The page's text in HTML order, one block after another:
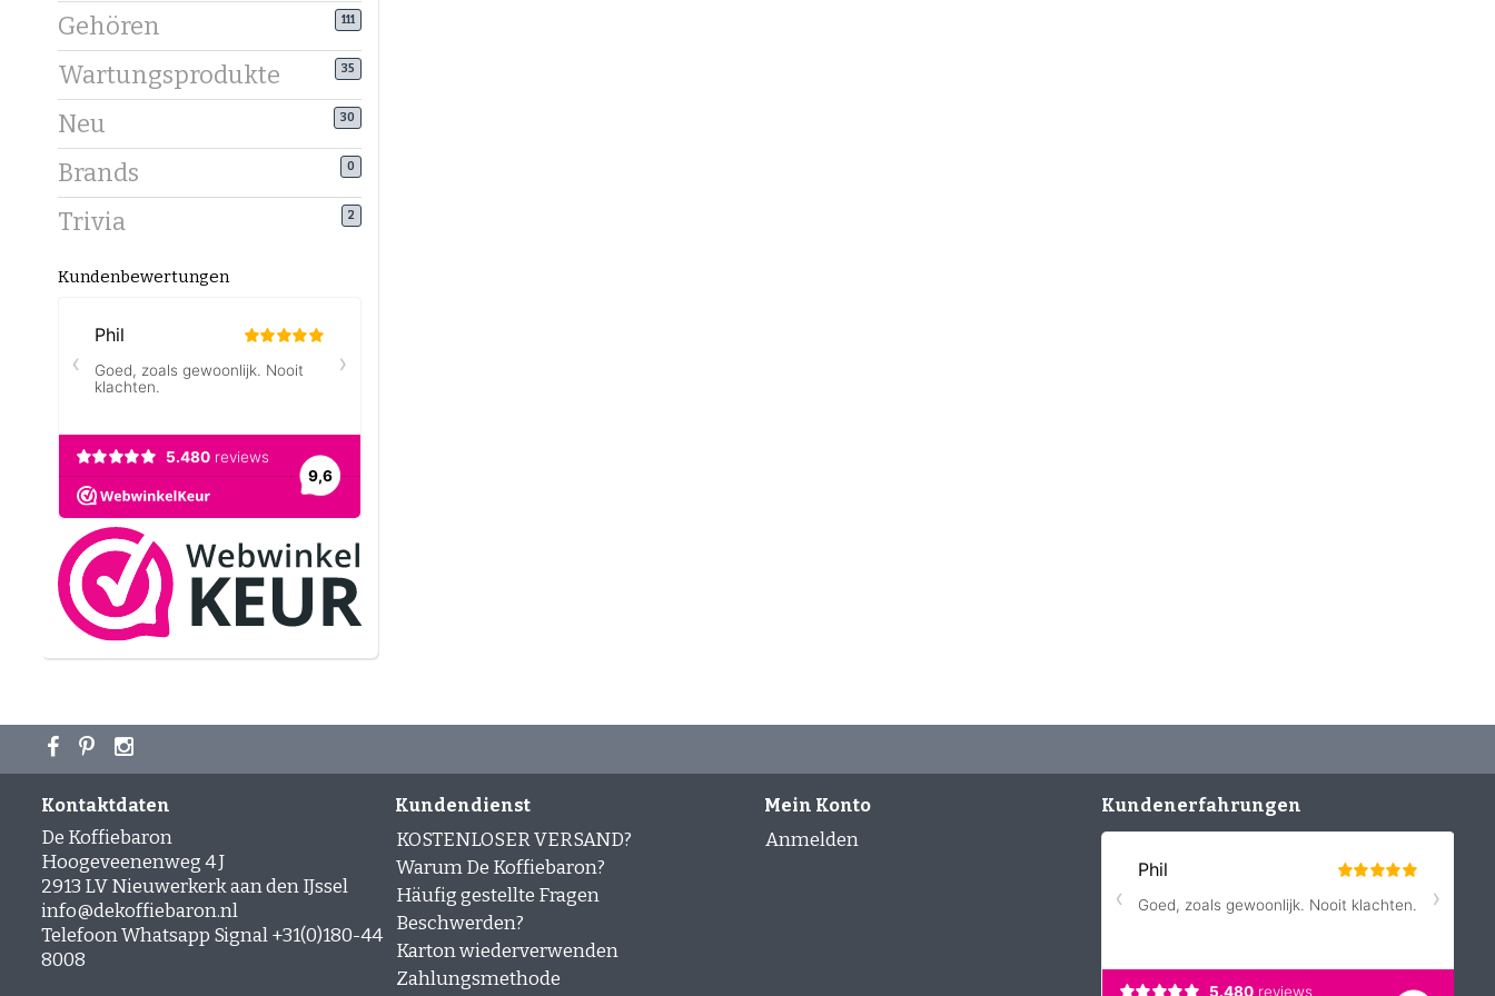
Gehören 111
Wartungsprodukte 35
Neu 30
Brands 0
Trivia 2
Kundenbewertungen
Kontaktdaten
De Koffiebaron
Hoogeveenenweg 4 J
2913 LV Nieuwerkerk aan den IJssel
info@dekoffiebaron.nl
Telefoon Whatsapp Signal +31(0)180-44
8008
Kundendienst
KOSTENLOSER VERSAND?
Warum De Koffiebaron?
Häufig gestellte Fragen
Beschwerden?
Karton wiederverwenden
Zahlungsmethode
Mein Konto
Anmelden
Kundenerfahrungen